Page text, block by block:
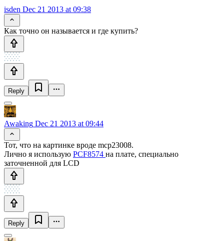
isden Dec 21 2013 at 09:38
Как точно он называется и где купить?
Reply
Awaking Dec 21 2013 at 09:44
Тот, что на картинке вроде mcp23008.
Лично я использую PCF8574 на плате, специально
заточненной для LCD
Reply